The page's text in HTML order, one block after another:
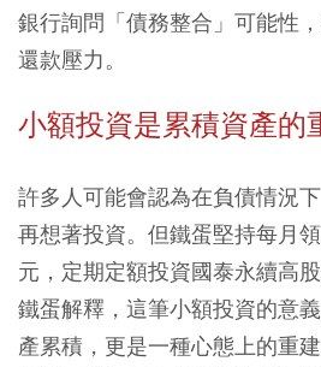
銀行詢問「債務整合」可能性
還款壓力。
小額投資是累積資產的
許多人可能會認為在負債情況
再想著投資。但鐵蛋堅持每月
元，定期定額投資國泰永續高
鐵蛋解釋，這筆小額投資的意
產累積，更是一種心態上的重